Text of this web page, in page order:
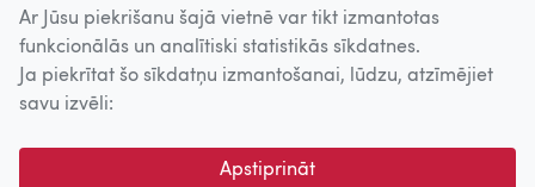
Ar Jūsu piekrišanu šajā vietnē var tikt izmantotas
funkcionālās un analītiski statistikās sīkdatnes.
Ja piekrītat šo sīkdatņu izmantošanai, lūdzu, atzīmējiet
savu izvēli:
Apstiprināt